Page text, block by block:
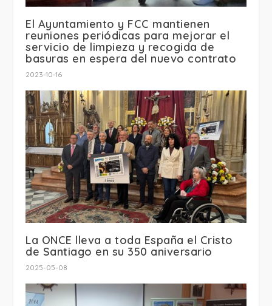
El Ayuntamiento y FCC mantienen
reuniones periódicas para mejorar el
servicio de limpieza y recogida de
basuras en espera del nuevo contrato
2023-10-16
La ONCE lleva a toda España el Cristo
de Santiago en su 350 aniversario
2025-05-08